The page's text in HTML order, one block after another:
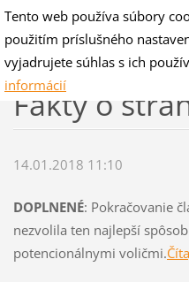
V-hano flog & blog
Fotografie pre potešenie,slovo na
Fakty o
14.01.2018 11:10
DOPLNENÉ: Pokračovanie
nezvolila ten najlepší
potencionálnymi voličmi.
Tento web používa súbory
použitím príslušného
vyjadrujete súhlas s ich
informácií